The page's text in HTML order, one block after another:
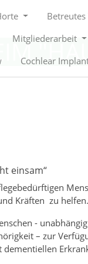
Mitgliederarbeit
Cochlear
einsam“
Kräften zu helfen.
-
– zur